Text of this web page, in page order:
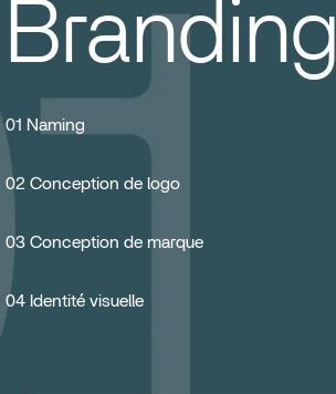
Branding
01 Naming
02 Conception de logo
03 Conception de marque
04 Identité visuelle